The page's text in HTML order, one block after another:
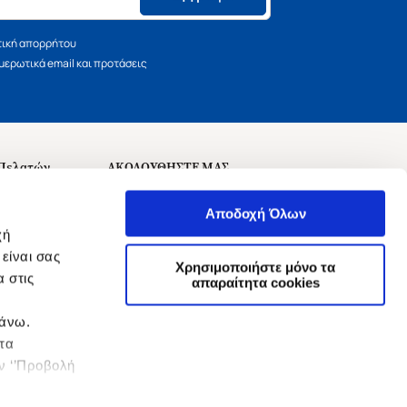
σας
στις
‘’Προβολή
Αποδοχή Όλων
Χρησιμοποιήστε μόνο τα
απαραίτητα cookies
απορρήτου
email και προτάσεις
ΑΚΟΛΟΥΘΗΣΤΕ ΜΑΣ